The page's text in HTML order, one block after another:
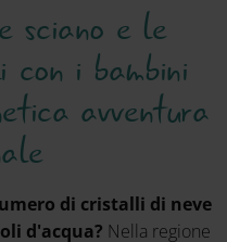
sciano e le
i bambini
avventura
di cristalli di neve
d'acqua? Nella regione